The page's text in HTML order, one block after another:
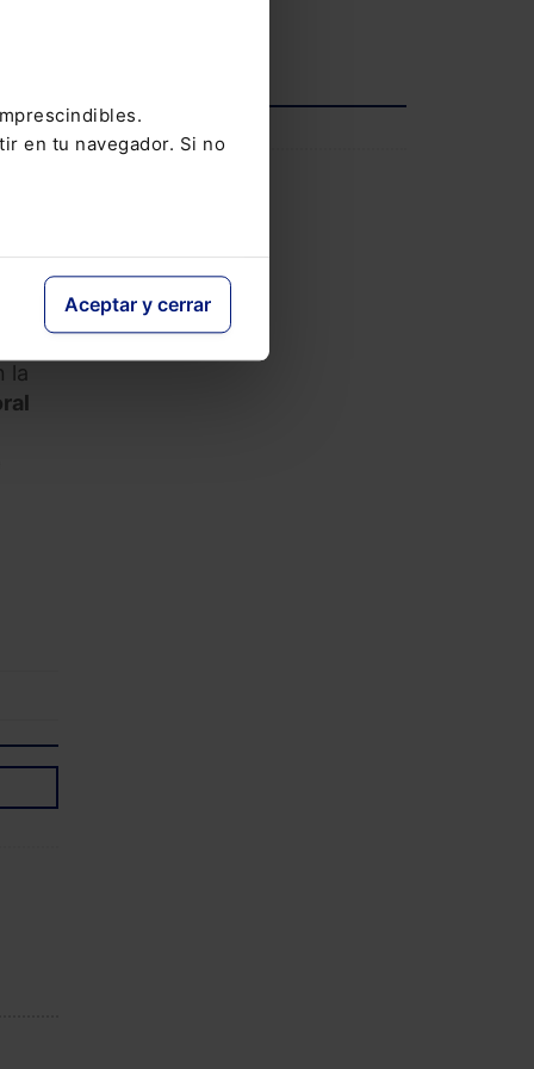
en tu navegador. Si no
Aceptar y cerrar
la
INFORMACIÓN